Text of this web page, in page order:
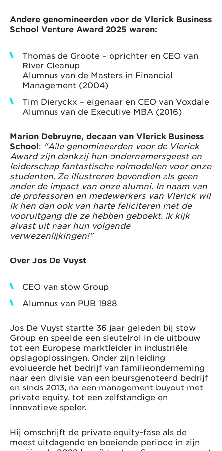
Andere genomineerden voor de Vlerick Business
School Venture Award 2025 waren:
Thomas de Groote – oprichter en CEO van
River Cleanup
Alumnus van de Masters in Financial
Management (2004)
Tim Dieryckx – eigenaar en CEO van Voxdale
Alumnus van de Executive MBA (2016)
Marion Debruyne, decaan van Vlerick Business
School: "Alle genomineerden voor de Vlerick
Award zijn dankzij hun ondernemersgeest en
leiderschap fantastische rolmodellen voor onze
studenten. Ze illustreren bovendien als geen
ander de impact van onze alumni. In naam van
de professoren en medewerkers van Vlerick wil
ik hen dan ook van harte feliciteren met de
vooruitgang die ze hebben geboekt. Ik kijk
alvast uit naar hun volgende
verwezenlijkingen!"
Over Jos De Vuyst
CEO van stow Group
Alumnus van PUB 1988
Jos De Vuyst startte 36 jaar geleden bij stow
Group en speelde een sleutelrol in de uitbouw
tot een Europese marktleider in industriële
opslagoplossingen. Onder zijn leiding
evolueerde het bedrijf van familieonderneming
naar een divisie van een beursgenoteerd bedrijf
en sinds 2013, na een management buyout met
private equity, tot een zelfstandige en
innovatieve speler.
Hij omschrijft de private equity-fase als de
meest uitdagende en boeiende periode in zijn